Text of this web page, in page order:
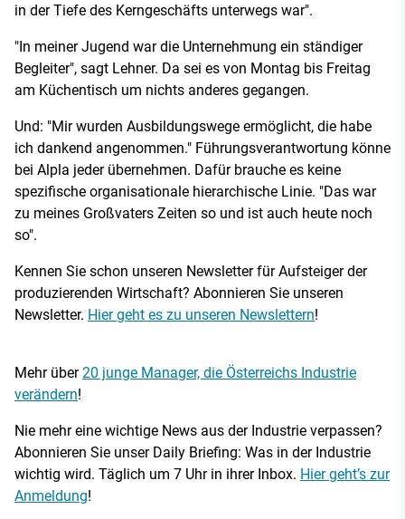
in der Tiefe des Kerngeschäfts unterwegs war".
"In meiner Jugend war die Unternehmung ein ständiger
Begleiter", sagt Lehner. Da sei es von Montag bis Freitag
am Küchentisch um nichts anderes gegangen.
Und: "Mir wurden Ausbildungswege ermöglicht, die habe
ich dankend angenommen." Führungsverantwortung könne
bei Alpla jeder übernehmen. Dafür brauche es keine
spezifische organisationale hierarchische Linie. "Das war
zu meines Großvaters Zeiten so und ist auch heute noch
so".
Kennen Sie schon unseren Newsletter für Aufsteiger der
produzierenden Wirtschaft? Abonnieren Sie unseren
Newsletter. Hier geht es zu unseren Newslettern!
Mehr über20 junge Manager, die Österreichs Industrie
verändern!
Nie mehr eine wichtige News aus der Industrie verpassen?
Abonnieren Sie unser Daily Briefing: Was in der Industrie
wichtig wird. Täglich um 7 Uhr in ihrer Inbox. Hier geht’s zur
Anmeldung!